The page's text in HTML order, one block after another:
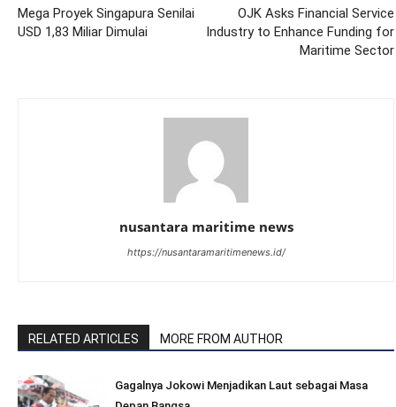
Mega Proyek Singapura Senilai
USD 1,83 Miliar Dimulai
OJK Asks Financial Service
Industry to Enhance Funding for
Maritime Sector
nusantara maritime news
https://nusantaramaritimenews.id/
RELATED ARTICLES MORE FROM AUTHOR
Gagalnya Jokowi Menjadikan Laut sebagai Masa